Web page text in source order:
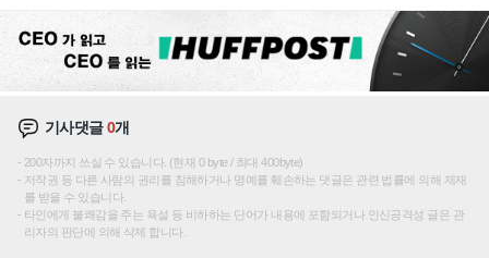
기사댓글0개
200자까지 쓰실 수 있습니다. (현재 0 byte / 최대 400byte)
저작권 등 다른 사람의 권리를 침해하거나 명예를 훼손하는 댓글은 관련 법률에 의해 제재
를 받을 수 있습니다.
타인에게 불쾌감을 주는 욕설 등 비하하는 단어가 내용에 포함되거나 인신공격성 글은 관
리자의 판단에 의해 삭제 합니다.